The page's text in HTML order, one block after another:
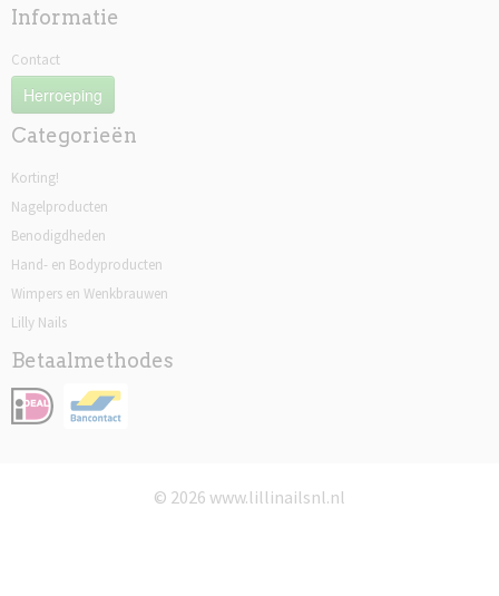
Informatie
Contact
Herroeping
Categorieën
Korting!
Nagelproducten
Benodigdheden
Hand- en Bodyproducten
Wimpers en Wenkbrauwen
Lilly Nails
Betaalmethodes
© 2026 www.lillinailsnl.nl